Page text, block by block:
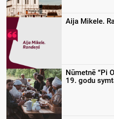
Aija Mikele.
Nūmetnē “Pi
19. godu